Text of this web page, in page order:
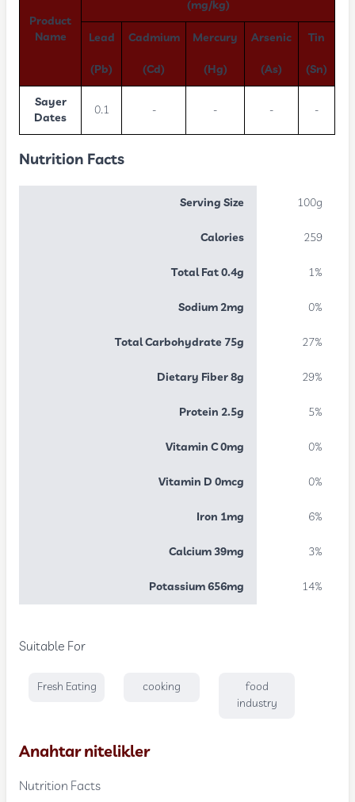
Product
Name
(mg/kg)
Lead
(Pb)
Cadmium
(Cd)
Mercury
(Hg)
Arsenic
(As)
Tin
(Sn)
Sayer
Dates
0.1 - - - -
Nutrition Facts
Serving Size 100g
Calories 259
Total Fat 0.4g 1%
Sodium 2mg 0%
Total Carbohydrate 75g 27%
Dietary Fiber 8g 29%
Protein 2.5g 5%
Vitamin C 0mg 0%
Vitamin D 0mcg 0%
Iron 1mg 6%
Calcium 39mg 3%
Potassium 656mg 14%
Suitable For
Fresh Eating cooking
food
industry
Anahtar nitelikler
Nutrition Facts